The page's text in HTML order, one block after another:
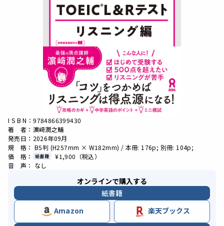
I S B N：9784866399430
著 者：濵﨑潤之輔
発売日：2026年09月
規 格： B5判 (H257mm × W182mm) / 本冊: 176p; 別冊: 104p;
価 格：
紙書籍 ¥1,900 （税込）
音 声： なし
オンラインで購入する
紙書籍
Amazon
楽天ブックス